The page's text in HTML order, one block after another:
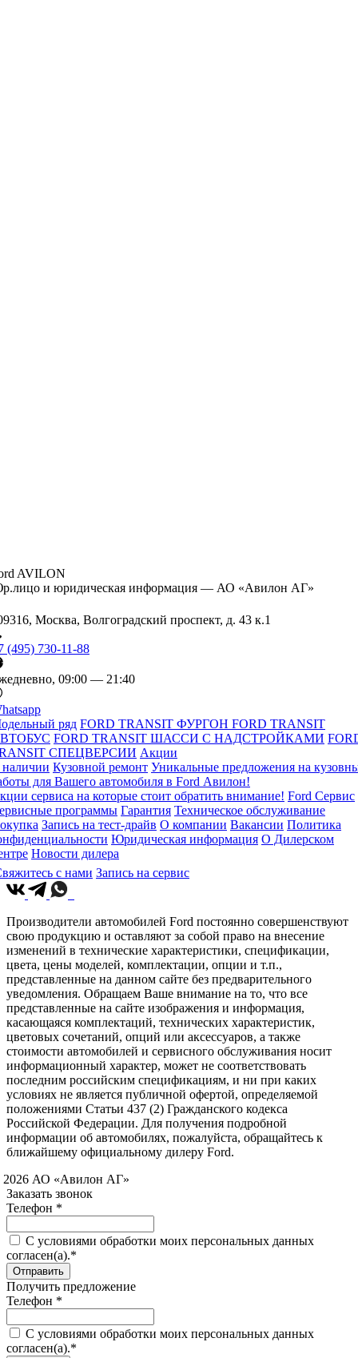
AVILON
и юридическая информация — АО «Авилон АГ»
Москва, Волгоградский проспект, д. 43 к.1
(495) 730-11-88
09:00 — 21:40
ряд FORD TRANSIT ФУРГОН FORD TRANSIT
FORD TRANSIT ШАССИ С НАДСТРОЙКАМИ
СПЕЦВЕРСИИ Акции
Кузовной ремонт Уникальные предложения на
для Вашего автомобиля в Ford Авилон!
сервиса на которые стоит обратить внимание! Ford Сервис
программы Гарантия Техническое обслуживание
Запись на тест-драйв О компании Вакансии Политика
Юридическая информация О Дилерском
Новости дилера
с нами Запись на сервис
Производители автомобилей Ford постоянно совершенствуют
свою продукцию и оставляют за собой право на внесение
изменений в технические характеристики, спецификации,
цвета, цены моделей, комплектации, опции и т.п.,
представленные на данном сайте без предварительного
уведомления. Обращаем Ваше внимание на то, что все
представленные на сайте изображения и информация,
касающаяся комплектаций, технических характеристик,
цветовых сочетаний, опций или аксессуаров, а также
стоимости автомобилей и сервисного обслуживания носит
информационный характер, может не соответствовать
последним российским спецификациям, и ни при каких
условиях не является публичной офертой, определяемой
положениями Статьи 437 (2) Гражданского кодекса
Российской Федерации. Для получения подробной
информации об автомобилях, пожалуйста, обращайтесь к
ближайшему официальному дилеру Ford.
АО «Авилон АГ»
Заказать звонок
Телефон *
C условиями обработки моих персональных данных
согласен(а).*
Получить предложение
Телефон *
C условиями обработки моих персональных данных
согласен(а).*